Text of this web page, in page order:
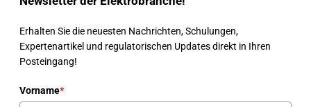
Erhalten Sie die neuesten Nachrichten, Schulungen,
Expertenartikel und regulatorischen Updates direkt in Ihren
Posteingang!
Vorname*